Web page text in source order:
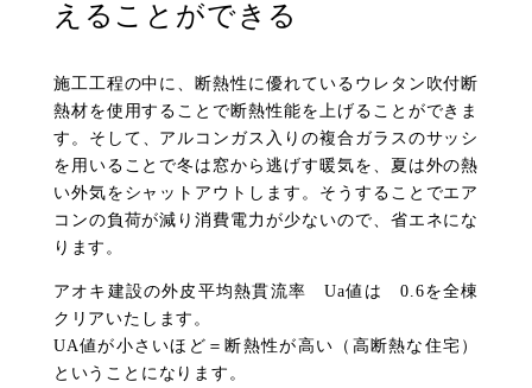
えることができる
施工工程の中に、断熱性に優れているウレタン吹付断
熱材を使用することで断熱性能を上げることができま
す。 そして、アルコンガス入りの複合ガラスのサッシ
を用いることで冬は窓から逃げす暖気を、夏は外の熱
い外気をシャットアウトします。 そうすることでエア
コンの負荷が減り消費電力が少ないので、省エネにな
ります。
アオキ建設の外皮平均熱貫流率 Ua値は 0.6を全棟
クリアいたします。
UA値が小さいほど＝断熱性が高い（高断熱な住宅）
ということになります。